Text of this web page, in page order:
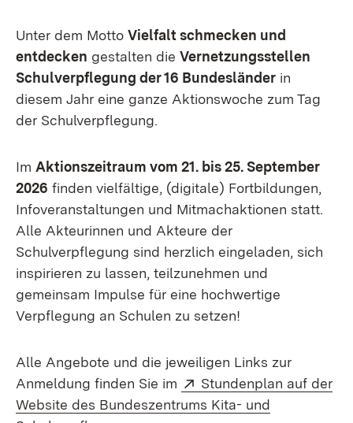
Unter dem Motto Vielfalt schmecken und
entdecken gestalten die Vernetzungsstellen
Schulverpflegung der 16 Bundesländer in
diesem Jahr eine ganze Aktionswoche zum Tag
der Schulverpflegung.
Im Aktionszeitraum vom 21. bis 25. September
2026 finden vielfältige, (digitale) Fortbildungen,
Infoveranstaltungen und Mitmachaktionen statt.
Alle Akteurinnen und Akteure der
Schulverpflegung sind herzlich eingeladen, sich
inspirieren zu lassen, teilzunehmen und
gemeinsam Impulse für eine hochwertige
Verpflegung an Schulen zu setzen!
Alle Angebote und die jeweiligen Links zur
Anmeldung finden Sie im
Extern:
Stundenplan auf der
Website des Bundeszentrums Kita- und